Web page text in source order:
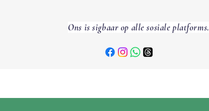
Ons is sigbaar op alle sosiale platforms.